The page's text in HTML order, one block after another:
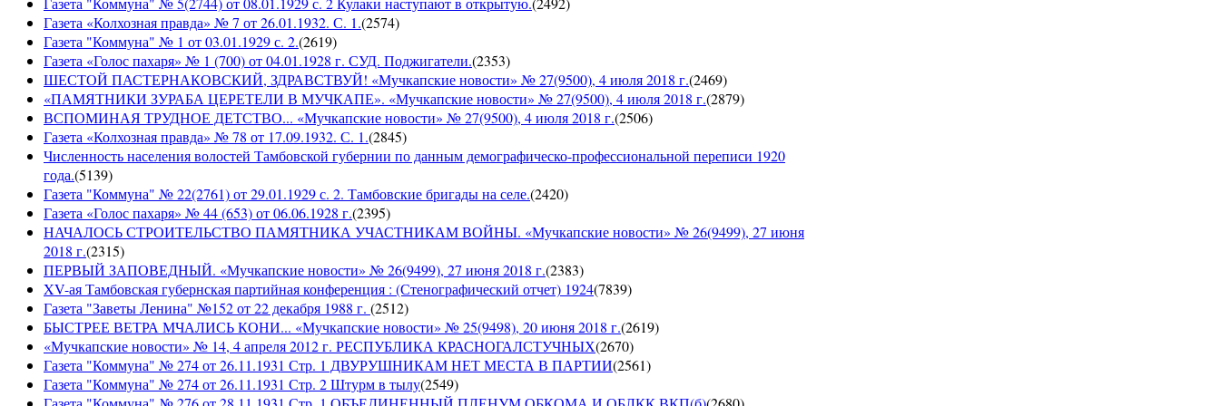
Газета «Колхозная правда» № 7 от 26.01.1932. С. 1.(2574)
Газета "Коммуна" № 1 от 03.01.1929 с. 2.(2619)
Газета «Голос пахаря» № 1 (700) от 04.01.1928 г. СУД. Поджигатели.(2353)
ШЕСТОЙ ПАСТЕРНАКОВСКИЙ, ЗДРАВСТВУЙ! «Мучкапские новости» № 27(9500), 4 июля 2018 г.(2469)
«ПАМЯТНИКИ ЗУРАБА ЦЕРЕТЕЛИ В МУЧКАПЕ». «Мучкапские новости» № 27(9500), 4 июля 2018 г.(2879)
ВСПОМИНАЯ ТРУДНОЕ ДЕТСТВО... «Мучкапские новости» № 27(9500), 4 июля 2018 г.(2506)
Газета «Колхозная правда» № 78 от 17.09.1932. С. 1.(2845)
Численность населения волостей Тамбовской губернии по данным демографическо-профессиональной переписи 1920
года.(5139)
Газета "Коммуна" № 22(2761) от 29.01.1929 с. 2. Тамбовские бригады на селе.(2420)
Газета «Голос пахаря» № 44 (653) от 06.06.1928 г.(2395)
НАЧАЛОСЬ СТРОИТЕЛЬСТВО ПАМЯТНИКА УЧАСТНИКАМ ВОЙНЫ. «Мучкапские новости» № 26(9499), 27 июня
2018 г.(2315)
ПЕРВЫЙ ЗАПОВЕДНЫЙ. «Мучкапские новости» № 26(9499), 27 июня 2018 г.(2383)
XV-ая Тамбовская губернская партийная конференция : (Стенографический отчет) 1924(7839)
Газета "Заветы Ленина" №152 от 22 декабря 1988 г. (2512)
БЫСТРЕЕ ВЕТРА МЧАЛИСЬ КОНИ... «Мучкапские новости» № 25(9498), 20 июня 2018 г.(2619)
«Мучкапские новости» № 14, 4 апреля 2012 г. РЕСПУБЛИКА КРАСНОГАЛСТУЧНЫХ(2670)
Газета "Коммуна" № 274 от 26.11.1931 Стр. 1 ДВУРУШНИКАМ НЕТ МЕСТА В ПАРТИИ(2561)
Газета "Коммуна" № 274 от 26.11.1931 Стр. 2 Штурм в тылу(2549)